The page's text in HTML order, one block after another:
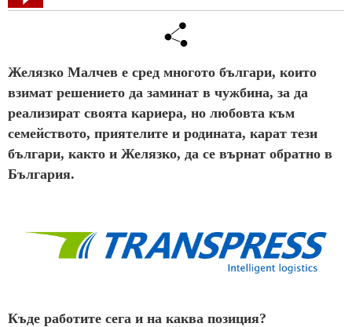
Желязко Малчев е сред многото българи, които
взимат решението да заминат в чужбина, за да
реализират своята кариера, но любовта към
семейството, приятелите и родината, карат тези
българи, както и Желязко, да се върнат обратно в
България.
Къде работите сега и на каква позиция?